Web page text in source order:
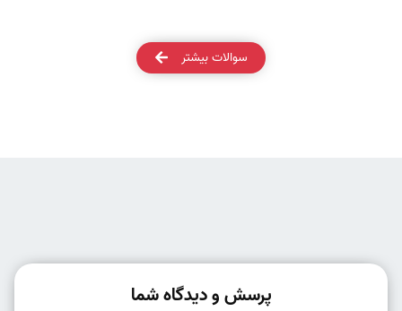
سوالات بیشتر
پرسش و دیدگاه شما